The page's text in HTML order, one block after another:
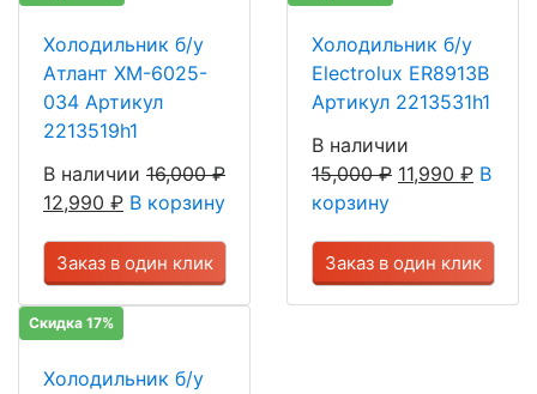
Холодильник б/у
Атлант ХМ-6025-
034 Артикул
2213519h1
В наличии 16,000₽
12,990 ₽ В корзину
Заказ в один клик
Холодильник б/у
Electrolux ER8913B
Артикул 2213531h1
В наличии
15,000₽ 11,990 ₽ В
корзину
Заказ в один клик
Скидка 17%
Холодильник б/у